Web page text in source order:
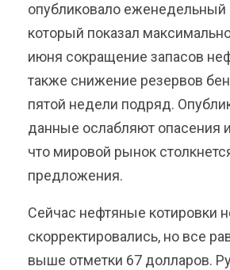
опубликовало еженедельный
который показал
июня сокращение запасов
также снижение резервов
пятой недели подряд.
данные ослабляют опасения
что мировой рынок
предложения.
Сейчас нефтяные котировки
скорректировались, но все
выше отметки 67 долларов.